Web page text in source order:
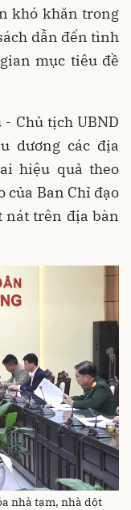
khó khăn trong
dẫn đến tình
mục tiêu đề
- Chủ tịch UBND
dương các địa
hiệu quả theo
của Ban Chỉ đạo
nát trên địa bàn
nhà tạm, nhà dột